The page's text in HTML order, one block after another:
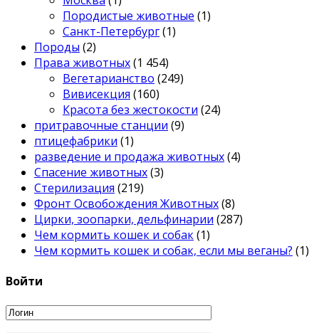
Породистые животные (1)
Санкт-Петербург(1)
Породы (2)
Права животных(1 454)
Вегетарианство (249)
Вивисекция (160)
Красота без жестокости (24)
притравочные станции (9)
птицефабрики (1)
разведение и продажа животных(4)
Спасение животных(3)
Стерилизация (219)
Фронт Освобождения Животных(8)
Цирки, зоопарки, дельфинарии (287)
Чем кормить кошек и собак(1)
Чем кормить кошек и собак, если мы веганы? (1)
Войти